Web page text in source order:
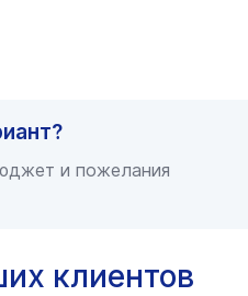
и пожелания
клиентов